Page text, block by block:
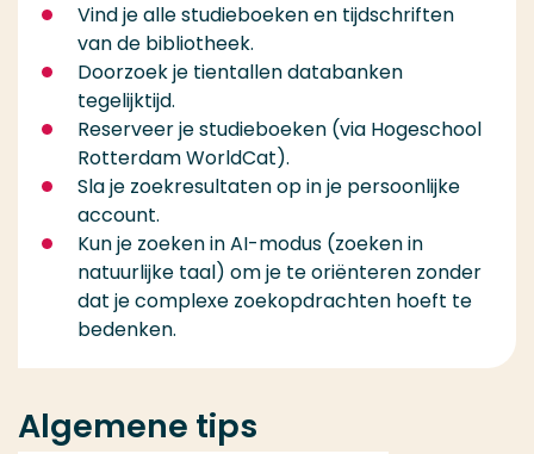
Vind je alle studieboeken en tijdschriften
van de bibliotheek.
Doorzoek je tientallen databanken
tegelijktijd.
Reserveer je studieboeken (via Hogeschool
Rotterdam WorldCat).
Sla je zoekresultaten op in je persoonlijke
account.
Kun je zoeken in AI-modus (zoeken in
natuurlijke taal) om je te oriënteren zonder
dat je complexe zoekopdrachten hoeft te
bedenken.
Algemene tips